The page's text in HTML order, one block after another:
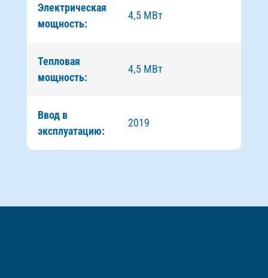
Электрическая
мощность:
4,5 МВт
Тепловая
мощность:
4,5 МВт
Ввод в
эксплуатацию:
2019